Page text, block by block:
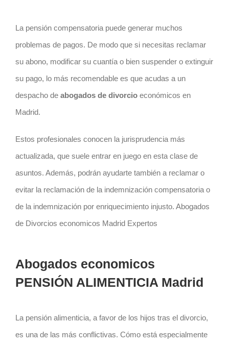
La pensión compensatoria puede generar muchos
problemas de pagos. De modo que si necesitas reclamar
su abono, modificar su cuantía o bien suspender o extinguir
su pago, lo más recomendable es que acudas a un
despacho de abogados de divorcioeconómicos en
Madrid.
Estos profesionales conocen la jurisprudencia más
actualizada, que suele entrar en juego en esta clase de
asuntos. Además, podrán ayudarte también a reclamar o
evitar la reclamación de la indemnización compensatoria o
de la indemnización por enriquecimiento injusto. Abogados
de Divorcios economicos Madrid Expertos
Abogados economicos
PENSIÓN ALIMENTICIA Madrid
La pensión alimenticia, a favor de los hijos tras el divorcio,
es una de las más conflictivas. Cómo está especialmente